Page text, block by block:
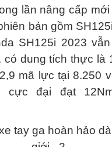
lần nâng cấp
bản gồm
SH125i 2023
có dung tích thực là
mã lực tại 8.250
cực đại đạt